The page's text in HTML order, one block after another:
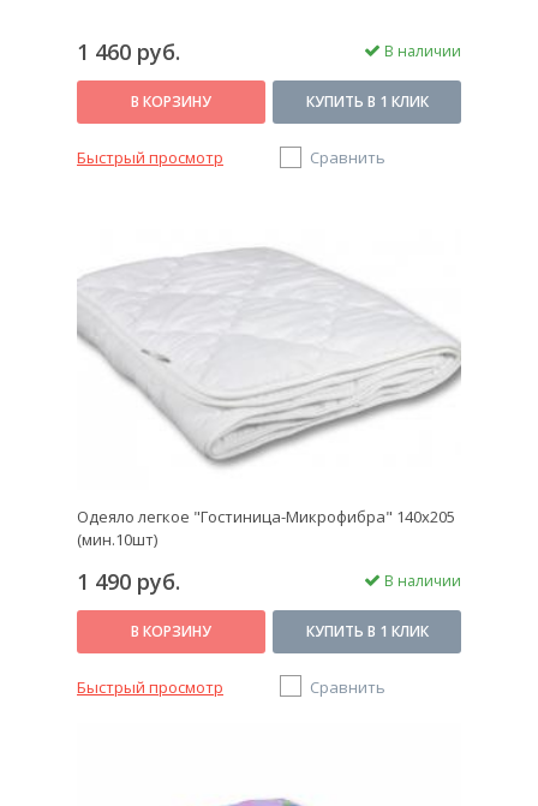
1 460 руб. В наличии
В КОРЗИНУ КУПИТЬ В 1 КЛИК
Быстрый просмотр Сравнить
Одеяло легкое "Гостиница-Микрофибра" 140х205
(мин.10шт)
1 490 руб. В наличии
В КОРЗИНУ КУПИТЬ В 1 КЛИК
Быстрый просмотр Сравнить